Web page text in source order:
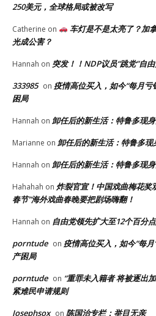
250美元，全球格局或被改写
Catherine on
车灯是不是太亮了？加
光成公害？
Hannah on 突发！！NDP议员“跳党”自
333985 on 疫情高位买入，如今“每月
困局
Hannah on 卸任后的新生活：特鲁多现
Marianne on 卸任后的新生活：特鲁多
Hannah on 卸任后的新生活：特鲁多现
Hahahah on 炸裂官宣！中国戏曲梅花
春节”海外戏曲春晚要把剧场嗨翻！
Hannah on 自由党领先扩大至12个百分
porntude on 疫情高位买入，如今“每
产困局
porntude on “重罪未入籍者 将被逐出
紧难民申请规则
Josephsox on 陈国治专栏：举目无亲